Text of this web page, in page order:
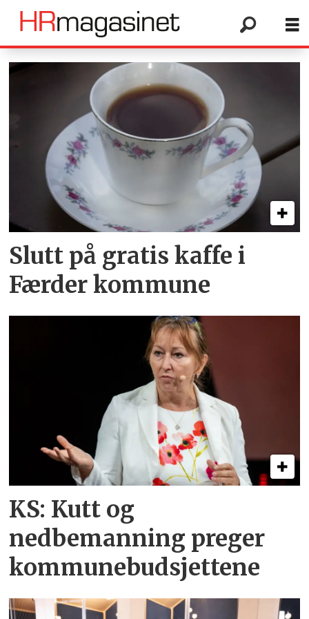
Tag:
kommuneøkonomien
Slutt på gratis kaffe i
Færder kommune
KS: Kutt og
nedbemanning preger
kommunebudsjettene